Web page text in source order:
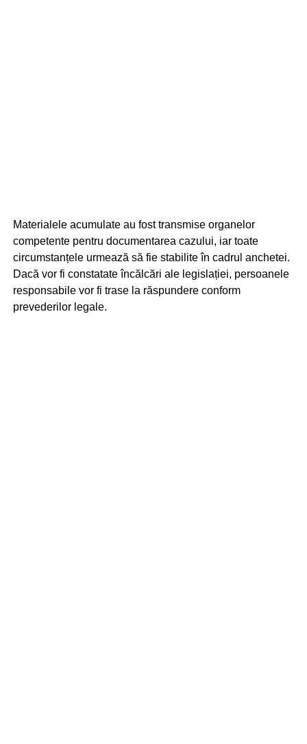
Materialele acumulate au fost transmise organelor
competente pentru documentarea cazului, iar toate
circumstanțele urmează să fie stabilite în cadrul anchetei.
Dacă vor fi constatate încălcări ale legislației, persoanele
responsabile vor fi trase la răspundere conform
prevederilor legale.